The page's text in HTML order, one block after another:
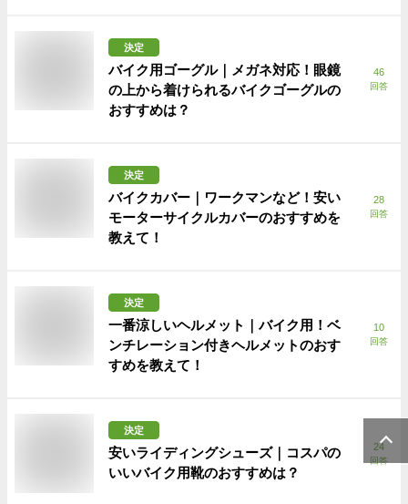
決定
バイク用ゴーグル｜メガネ対応！眼鏡
の上から着けられるバイクゴーグルの
おすすめは？
46
回答
決定
バイクカバー｜ワークマンなど！安い
モーターサイクルカバーのおすすめを
教えて！
28
回答
決定
一番涼しいヘルメット｜バイク用！ベ
ンチレーション付きヘルメットのおす
すめを教えて！
10
回答
決定
安いライディングシューズ｜コスパの
いいバイク用靴のおすすめは？
24
回答